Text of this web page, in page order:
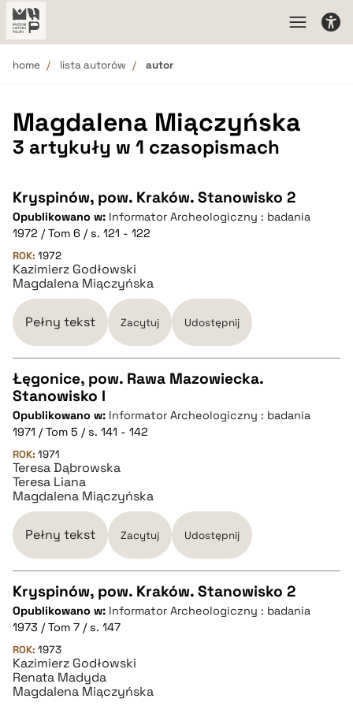
home lista autorów autor
Magdalena Miączyńska
3 artykuły w 1 czasopismach
Kryspinów, pow. Kraków. Stanowisko 2
Opublikowano w: Informator Archeologiczny : badania
1972 / Tom 6 / s. 121 - 122
ROK: 1972
Kazimierz Godłowski
Magdalena Miączyńska
Pełny tekst Zacytuj Udostępnij
CZYSTY TEKST
pobierz cytat
BIBTEX
pobierz cytat
Łęgonice, pow. Rawa Mazowiecka.
Stanowisko I
Opublikowano w: Informator Archeologiczny : badania
1971 / Tom 5 / s. 141 - 142
ROK: 1971
Teresa Dąbrowska
Teresa Liana
Magdalena Miączyńska
Pełny tekst Zacytuj Udostępnij
CZYSTY TEKST
pobierz cytat
Kryspinów, pow. Kraków. Stanowisko 2
Opublikowano w: Informator Archeologiczny : badania
1973 / Tom 7 / s. 147
ROK: 1973
Kazimierz Godłowski
Renata Madyda
Magdalena Miączyńska